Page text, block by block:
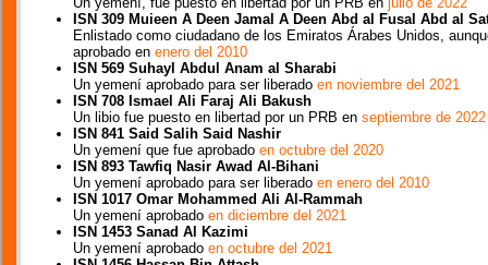
ISN 309 Muieen A Deen Jamal A Deen Abd al Fusal Abd al
Enlistado como ciudadano de los Emiratos Árabes Unidos,
aprobado en enero del 2010
ISN 569 Suhayl Abdul Anam al Sharabi
Un yemení aprobado para ser liberado en noviembre del 2021
ISN 708 Ismael Ali Faraj Ali Bakush
Un libio fue puesto en libertad por un PRB en septiembre de 2022
ISN 841 Said Salih Said Nashir
Un yemení que fue aprobado en octubre del 2020
ISN 893 Tawfiq Nasir Awad Al-Bihani
Un yemení aprobado para ser liberado en enero del 2010
ISN 1017 Omar Mohammed Ali Al-Rammah
Un yemení aprobado en diciembre del 2021
ISN 1453 Sanad Al Kazimi
Un yemení aprobado en octubre del 2021